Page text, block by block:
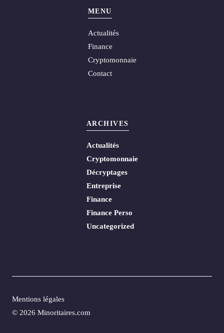
MENU
Actualités
Finance
Cryptomonnaie
Contact
ARCHIVES
Actualités
Cryptomonnaie
Décryptages
Entreprise
Finance
Finance Perso
Uncategorized
© 2026 Minoritaires.com
Mentions légales